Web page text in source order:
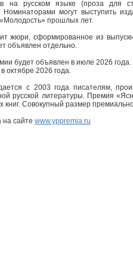
на русском языке (проза для
могут выступить
прошлых лет.
жюри, сформированное из
объявлен отдельно.
будет объявлен в июле 2026
октябре 2026 года.
с 2003 года писателям,
русской литературы. Премия
Совокупный размер
сайте www.yppremia.ru